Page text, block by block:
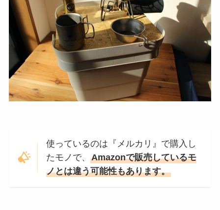
使っているのは『メルカリ』で購入し
たモノで、Amazonで販売しているモ
ノとは違う可能性もあります。